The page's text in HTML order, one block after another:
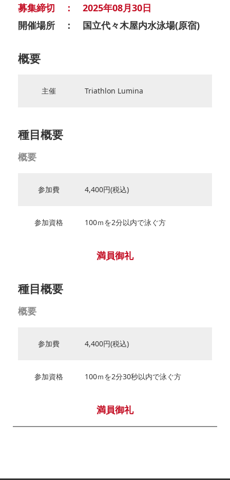
募集締切 ： 2025年08月30日
開催場所 ： 国立代々木屋内水泳場(原宿)
概要
主催 Triathlon Lumina
種目概要
概要
参加費 4,400円(税込)
参加資格 100ｍを2分以内で泳ぐ方
満員御礼
種目概要
概要
参加費 4,400円(税込)
参加資格 100ｍを2分30秒以内で泳ぐ方
満員御礼